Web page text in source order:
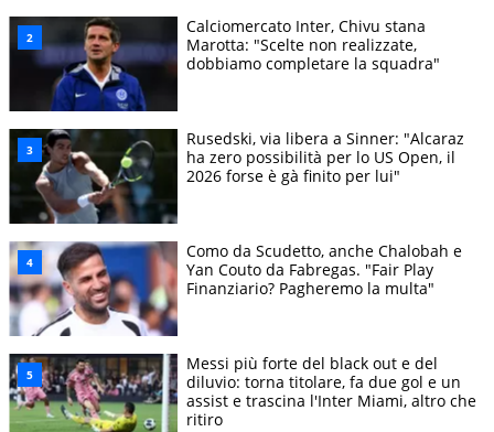
Calciomercato Inter, Chivu stana
Marotta: "Scelte non realizzate,
dobbiamo completare la squadra"
Rusedski, via libera a Sinner: "Alcaraz
ha zero possibilità per lo US Open, il
2026 forse è gà finito per lui"
Como da Scudetto, anche Chalobah e
Yan Couto da Fabregas. "Fair Play
Finanziario? Pagheremo la multa"
Messi più forte del black out e del
diluvio: torna titolare, fa due gol e un
assist e trascina l'Inter Miami, altro che
ritiro